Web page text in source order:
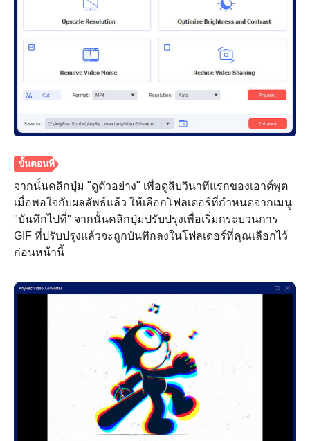
ขั้นตอนที่
2.
จากนั้นคลิกปุ่ม "ดูตัวอย่าง" เพื่อดูสิบวินาทีแรกของเอาต์พุต
เมื่อพอใจกับผลลัพธ์แล้ว ให้เลือกโฟลเดอร์ที่กำหนดจากเมนู
"บันทึกไปที่" จากนั้นคลิกปุ่มปรับปรุงเพื่อเริ่มกระบวนการ
GIF ที่ปรับปรุงแล้วจะถูกบันทึกลงในโฟลเดอร์ที่คุณเลือกไว้
ก่อนหน้านี้